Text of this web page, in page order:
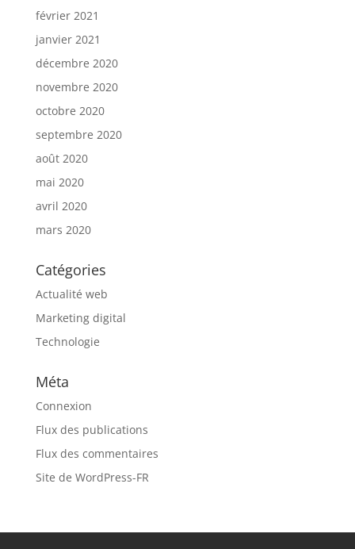
février 2021
janvier 2021
décembre 2020
novembre 2020
octobre 2020
septembre 2020
août 2020
mai 2020
avril 2020
mars 2020
Catégories
Actualité web
Marketing digital
Technologie
Méta
Connexion
Flux des publications
Flux des commentaires
Site de WordPress-FR